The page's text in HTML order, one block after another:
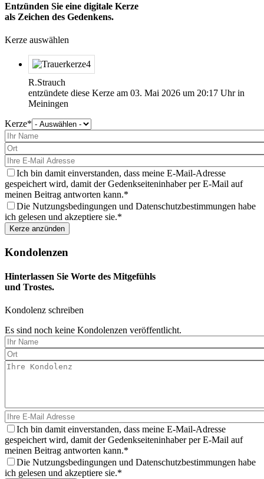
Entzünden Sie eine digitale Kerze
als Zeichen des Gedenkens.
Kerze auswählen
R.Strauch
entzündete diese Kerze am 03. Mai 2026 um 20:17 Uhr in
Meiningen
Kerze
wählen
Sie
aus
Ich bin damit einverstanden, dass meine E-Mail-Adresse
gespeichert wird, damit der Gedenkseiteninhaber per E-Mail auf
meinen Beitrag antworten kann.
Die Nutzungsbedingungen und Datenschutzbestimmungen habe
ich gelesen und akzeptiere sie.
Kondolenzen
Hinterlassen Sie Worte des Mitgefühls
und Trostes.
Kondolenz schreiben
Es sind noch keine Kondolenzen veröffentlicht.
Ich bin damit einverstanden, dass meine E-Mail-Adresse
gespeichert wird, damit der Gedenkseiteninhaber per E-Mail auf
meinen Beitrag antworten kann.
Die Nutzungsbedingungen und Datenschutzbestimmungen habe
ich gelesen und akzeptiere sie.